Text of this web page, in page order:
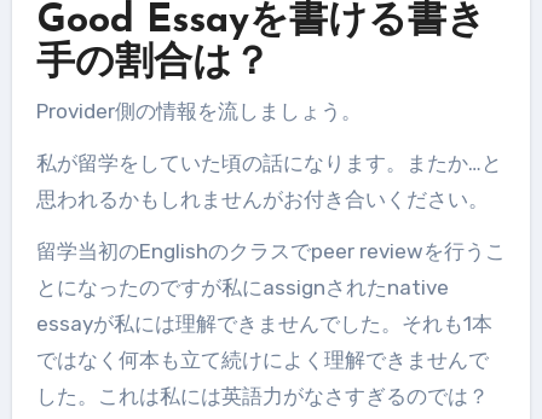
Good Essayを書ける書き
手の割合は？
Provider側の情報を流しましょう。
私が留学をしていた頃の話になります。またか…と
思われるかもしれませんがお付き合いください。
留学当初のEnglishのクラスでpeer reviewを行うこ
とになったのですが私にassignされたnative
essayが私には理解できませんでした。それも1本
ではなく何本も立て続けによく理解できませんで
した。これは私には英語力がなさすぎるのでは？